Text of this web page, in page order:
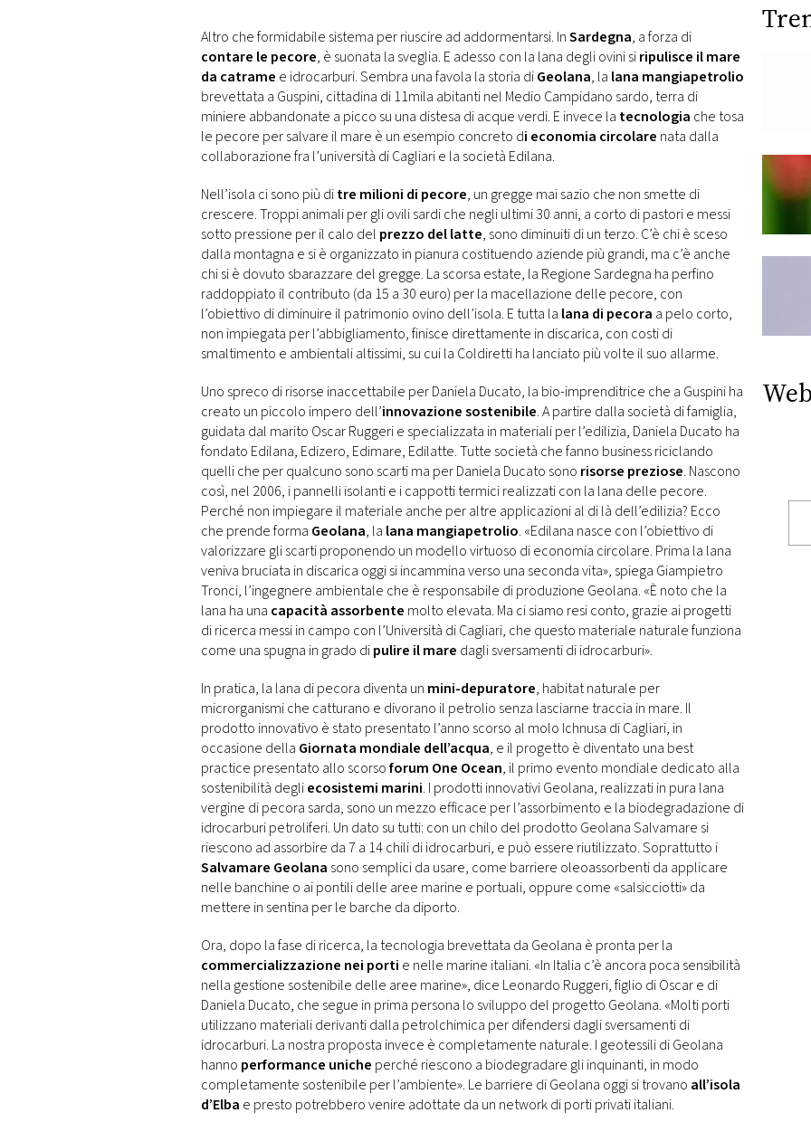
Altro che formidabile sistema per riuscire ad addormentarsi. InSardegna, a forza di
contare le pecore, è suonata la sveglia. E adesso con la lana degli ovini siripulisce il mare
da catrame e idrocarburi. Sembra una favola la storia diGeolana, la lana mangiapetrolio
brevettata a Guspini, cittadina di 11mila abitanti nel Medio Campidano sardo, terra di
miniere abbandonate a picco su una distesa di acque verdi. E invece la tecnologia che tosa
le pecore per salvare il mare è un esempio concreto di economia circolare nata dalla
collaborazione fra l’università di Cagliari e la società Edilana.
Nell’isola ci sono più ditre milioni di pecore, un gregge mai sazio che non smette di
crescere. Troppi animali per gli ovili sardi che negli ultimi 30 anni, a corto di pastori e messi
sotto pressione per il calo del prezzo del latte, sono diminuiti di un terzo. C’è chi è sceso
dalla montagna e si è organizzato in pianura costituendo aziende più grandi, ma c’è anche
chi si è dovuto sbarazzare del gregge. La scorsa estate, la Regione Sardegna ha perfino
raddoppiato il contributo (da 15 a 30 euro) per la macellazione delle pecore, con
l’obiettivo di diminuire il patrimonio ovino dell’isola. E tutta la lana di pecora a pelo corto,
non impiegata per l’abbigliamento, finisce direttamente in discarica, con costi di
smaltimento e ambientali altissimi, su cui la Coldiretti ha lanciato più volte il suo allarme.
Uno spreco di risorse inaccettabile per Daniela Ducato, la bio-imprenditrice che a Guspini ha
creato un piccolo impero dell’innovazione sostenibile. A partire dalla società di famiglia,
guidata dal marito Oscar Ruggeri e specializzata in materiali per l’edilizia, Daniela Ducato ha
fondato Edilana, Edizero, Edimare, Edilatte. Tutte società che fanno business riciclando
quelli che per qualcuno sono scarti ma per Daniela Ducato sono risorse preziose. Nascono
così, nel 2006, i pannelli isolanti e i cappotti termici realizzati con la lana delle pecore.
Perché non impiegare il materiale anche per altre applicazioni al di là dell’edilizia? Ecco
che prende forma Geolana, la lana mangiapetrolio. «Edilana nasce con l’obiettivo di
valorizzare gli scarti proponendo un modello virtuoso di economia circolare. Prima la lana
veniva bruciata in discarica oggi si incammina verso una seconda vita», spiega Giampietro
Tronci, l’ingegnere ambientale che è responsabile di produzione Geolana. «È noto che la
lana ha una capacità assorbente molto elevata. Ma ci siamo resi conto, grazie ai progetti
di ricerca messi in campo con l’Università di Cagliari, che questo materiale naturale funziona
come una spugna in grado dipulire il mare dagli sversamenti di idrocarburi».
In pratica, la lana di pecora diventa un mini-depuratore, habitat naturale per
microrganismi che catturano e divorano il petrolio senza lasciarne traccia in mare. Il
prodotto innovativo è stato presentato l’anno scorso al molo Ichnusa di Cagliari, in
occasione della Giornata mondiale dell’acqua, e il progetto è diventato una best
practice presentato allo scorsoforum One Ocean, il primo evento mondiale dedicato alla
sostenibilità degliecosistemi marini. I prodotti innovativi Geolana, realizzati in pura lana
vergine di pecora sarda, sono un mezzo efficace per l’assorbimento e la biodegradazione di
idrocarburi petroliferi. Un dato su tutti: con un chilo del prodotto Geolana Salvamare si
riescono ad assorbire da 7 a 14 chili di idrocarburi, e può essere riutilizzato. Soprattutto i
Salvamare Geolana sono semplici da usare, come barriere oleoassorbenti da applicare
nelle banchine o ai pontili delle aree marine e portuali, oppure come «salsicciotti» da
mettere in sentina per le barche da diporto.
Ora, dopo la fase di ricerca, la tecnologia brevettata da Geolana è pronta per la
commercializzazione nei porti e nelle marine italiani. «In Italia c’è ancora poca sensibilità
nella gestione sostenibile delle aree marine», dice Leonardo Ruggeri, figlio di Oscar e di
Daniela Ducato, che segue in prima persona lo sviluppo del progetto Geolana. «Molti porti
utilizzano materiali derivanti dalla petrolchimica per difendersi dagli sversamenti di
idrocarburi. La nostra proposta invece è completamente naturale. I geotessili di Geolana
hanno performance uniche perché riescono a biodegradare gli inquinanti, in modo
completamente sostenibile per l’ambiente». Le barriere di Geolana oggi si trovano all’isola
d’Elba e presto potrebbero venire adottate da un network di porti privati italiani.